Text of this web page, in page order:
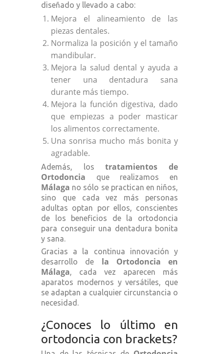
diseñado y llevado a cabo:
Mejora el alineamiento de las
piezas dentales.
Normaliza la posición y el tamaño
mandibular.
Mejora la salud dental y ayuda a
tener una dentadura sana
durante más tiempo.
Mejora la función digestiva, dado
que empiezas a poder masticar
los alimentos correctamente.
Una sonrisa mucho más bonita y
agradable.
Además, lostratamientos de
Ortodoncia que realizamos en
Málaga no sólo se practican en niños,
sino que cada vez más personas
adultas optan por ellos, conscientes
de los beneficios de la ortodoncia
para conseguir una dentadura bonita
y sana.
Gracias a la continua innovación y
desarrollo de la Ortodoncia en
Málaga, cada vez aparecen más
aparatos modernos y versátiles, que
se adaptan a cualquier circunstancia o
necesidad.
¿Conoces lo último en
ortodoncia con brackets?